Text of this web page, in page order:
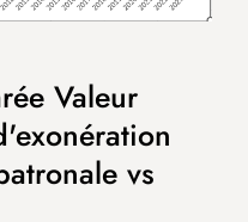
Valeur
vs